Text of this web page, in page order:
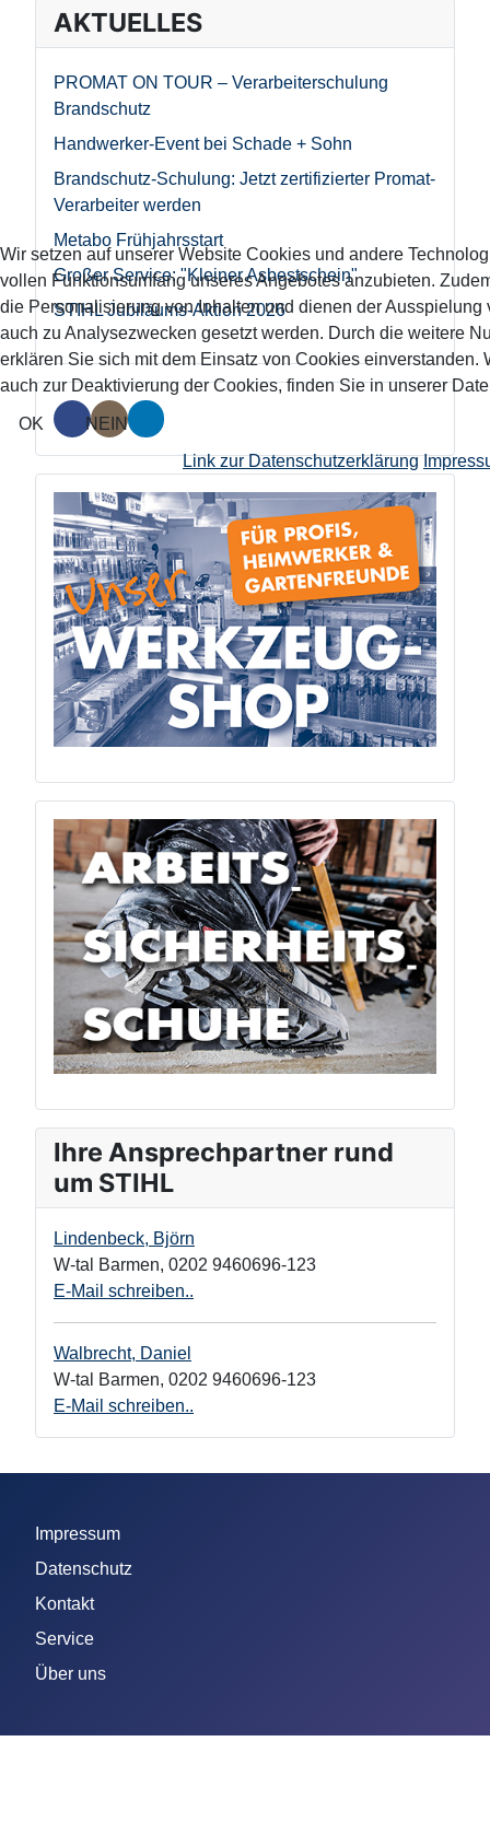
AKTUELLES
PROMAT ON TOUR – Verarbeiterschulung
Brandschutz
Handwerker-Event bei Schade + Sohn
Brandschutz-Schulung: Jetzt zertifizierter Promat-
Verarbeiter werden
Metabo Frühjahrsstart
Großer Service: "Kleiner Asbestschein"
STIHL Jubiläums-Aktion 2026
Ihre Ansprechpartner rund
um STIHL
Lindenbeck, Björn
W-tal Barmen, 0202 9460696-123
E-Mail schreiben..
Walbrecht, Daniel
W-tal Barmen, 0202 9460696-123
E-Mail schreiben..
Impressum
Datenschutz
Kontakt
Service
Über uns
Wir setzen auf unserer Website Cookies und andere
vollen Funktionsumfang unseres Angebotes anzubieten.
die Personalisierung von Inhalten und dienen der Ausspielung
auch zu Analysezwecken gesetzt werden. Durch die weitere
erklären Sie sich mit dem Einsatz von Cookies einverstanden.
auch zur Deaktivierung der Cookies, finden Sie in unserer
OK NEIN
Link zur Datenschutzerklärung